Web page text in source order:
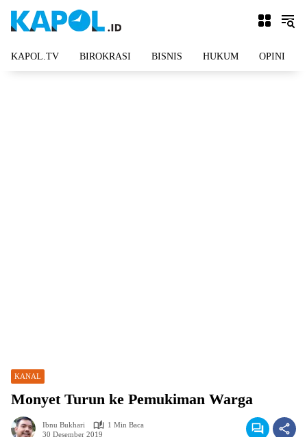
KAPOL.TV BIROKRASI BISNIS HUKUM OPINI
KANAL
Monyet Turun ke Pemukiman Warga
Ibnu Bukhari
1 Min Baca
30 Desember 2019